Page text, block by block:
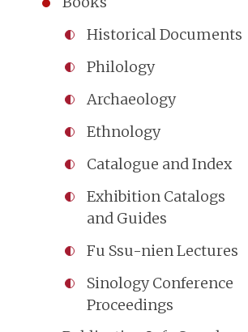
Historical Documents
Philology
Archaeology
Ethnology
Catalogue and Index
Exhibition Catalogs
and Guides
Fu Ssu-nien Lectures
Sinology Conference
Proceedings